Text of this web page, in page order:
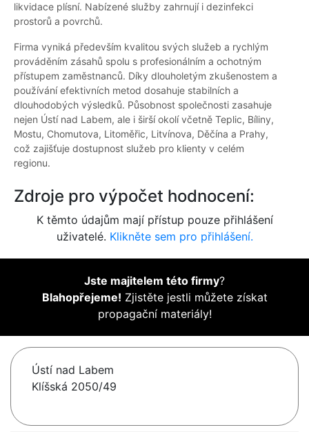
likvidace plísní. Nabízené služby zahrnují i dezinfekci
prostorů a povrchů.
Firma vyniká především kvalitou svých služeb a rychlým
prováděním zásahů spolu s profesionálním a ochotným
přístupem zaměstnanců. Díky dlouholetým zkušenostem a
používání efektivních metod dosahuje stabilních a
dlouhodobých výsledků. Působnost společnosti zasahuje
nejen Ústí nad Labem, ale i širší okolí včetně Teplic, Bíliny,
Mostu, Chomutova, Litoměřic, Litvínova, Děčína a Prahy,
což zajišťuje dostupnost služeb pro klienty v celém
regionu.
Zdroje pro výpočet hodnocení:
K těmto údajům mají přístup pouze přihlášení
uživatelé. Klikněte sem pro přihlášení.
Jste majitelem této firmy?
Blahopřejeme! Zjistěte jestli můžete získat
propagační materiály!
Ústí nad Labem
Klíšská 2050/49